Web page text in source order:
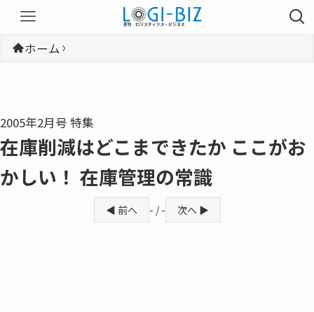
ホーム
2005年2月号 特集
在庫削減はどこまできたか ここがお
かしい！ 在庫管理の常識
◀ 前へ - / - 次へ ▶